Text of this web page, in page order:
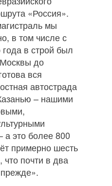
«Россия».
мы
в том числе с
в строй был
до
вся
автострада
– нашими
а это более 800
примерно шесть
что почти в два